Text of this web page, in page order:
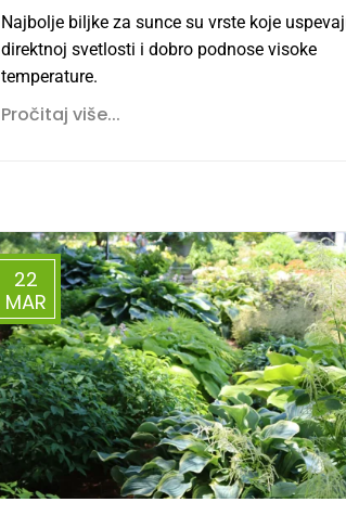
Najbolje biljke za sunce su vrste koje
direktnoj svetlosti i dobro podnose visoke
temperature.
Pročitaj više...
22
MAR